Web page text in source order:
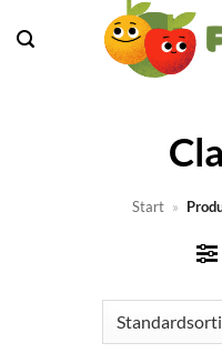
Inhalt
Start »